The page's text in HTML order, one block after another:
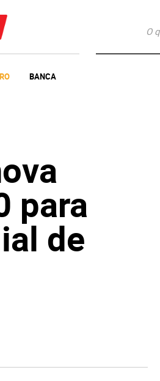
BANCA
para
de